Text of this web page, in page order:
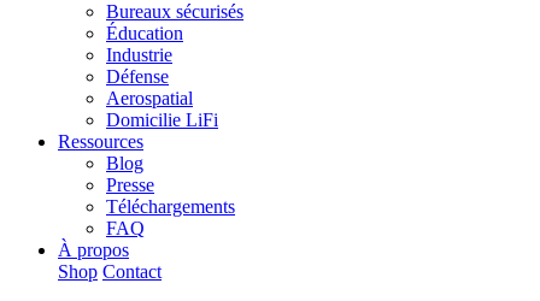
Bureaux sécurisés
Éducation
Industrie
Défense
Aerospatial
Domicilie LiFi
Ressources
Blog
Presse
Téléchargements
FAQ
À propos
Shop Contact